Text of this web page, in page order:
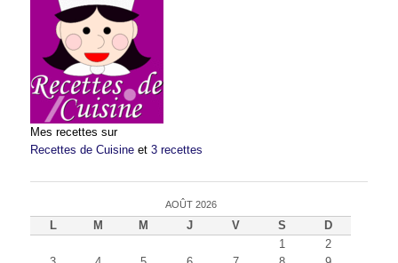
Mes recettes sur
Recettes de Cuisine et 3 recettes
AOÛT 2026
L M M J V S
D
1
2